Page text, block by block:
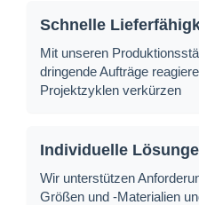
Schnelle
Mit unseren
dringende Aufträge
Projektzyklen verkürzen
Individuelle
Wir unterstützen
Größen und -Materialien